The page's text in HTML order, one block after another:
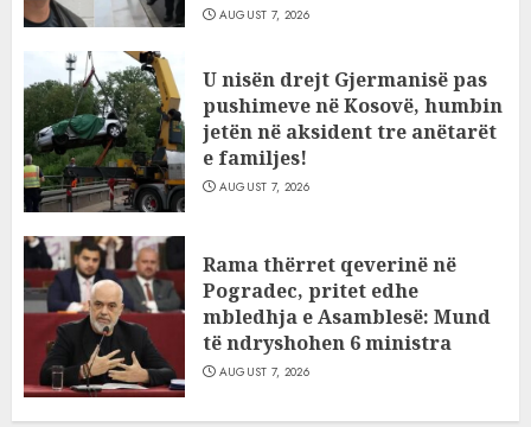
AUGUST 7, 2026
U nisën drejt Gjermanisë pas
pushimeve në Kosovë, humbin
jetën në aksident tre anëtarët
e familjes!
AUGUST 7, 2026
Rama thërret qeverinë në
Pogradec, pritet edhe
mbledhja e Asamblesë: Mund
të ndryshohen 6 ministra
AUGUST 7, 2026